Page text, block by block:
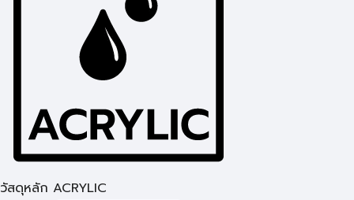
วัสดุหลัก ACRYLIC